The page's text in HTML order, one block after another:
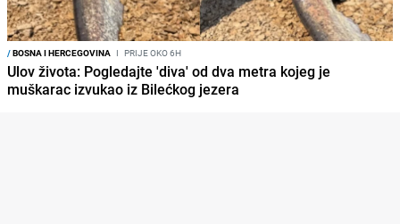
/BOSNA I HERCEGOVINA I PRIJE OKO 6H
Ulov života: Pogledajte 'diva' od dva metra kojeg je
muškarac izvukao iz Bilećkog jezera